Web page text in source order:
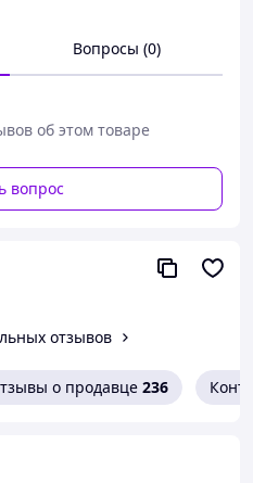
кроссовки с мягкими
для оптимальной
идеально подходят
воздухе и прогулок.
кроссовки, чтобы ваш
и модно в любое
Вопросы (0)
об этом товаре
вопрос
отзывов
о продавце 236